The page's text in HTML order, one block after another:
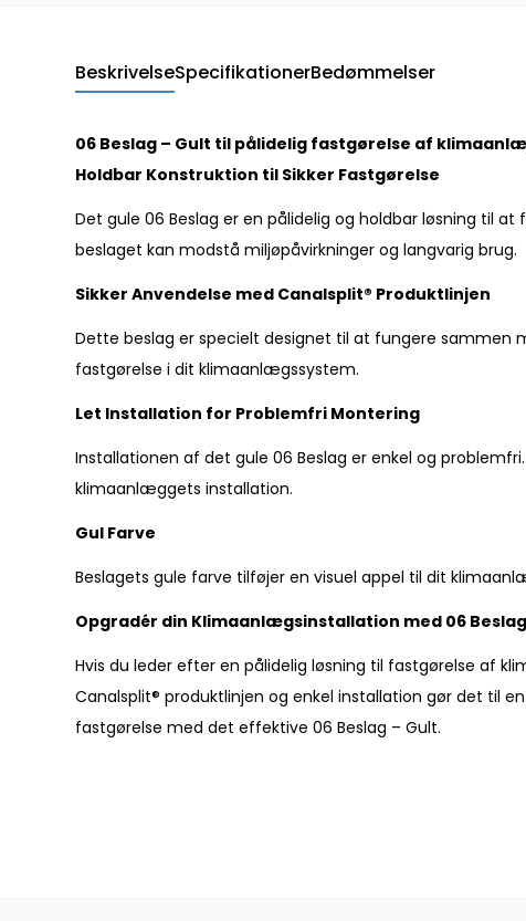
BeskrivelseSpecifikationerBedømmelser
06 Beslag – Gult til pålidelig fastgørelse af
Holdbar Konstruktion til Sikker Fastgørelse
Det gule 06 Beslag er en pålidelig og holdbar løsning til
beslaget kan modstå miljøpåvirkninger og langvarig brug.
Sikker Anvendelse med Canalsplit® Produktlinjen
Dette beslag er specielt designet til at fungere sammen
fastgørelse i dit klimaanlægssystem.
Let Installation for Problemfri Montering
Installationen af det gule 06 Beslag er enkel og
klimaanlæggets installation.
Gul Farve
Beslagets gule farve tilføjer en visuel appel til dit
Opgradér din Klimaanlægsinstallation med 06
Hvis du leder efter en pålidelig løsning til fastgørelse af
Canalsplit® produktlinjen og enkel installation gør det til
fastgørelse med det effektive 06 Beslag – Gult.